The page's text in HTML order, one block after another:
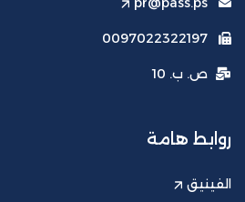
0097022322197
ص. ب. 10
روابط هامة
الفينيق